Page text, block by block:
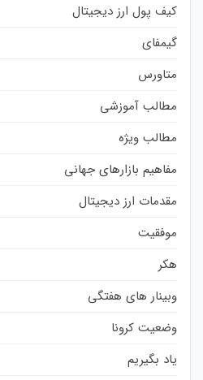
کیف پول ارز دیجیتال
گیمفای
متاورس
مطالب آموزشی
مطالب ویژه
مفاهیم بازارهای جهانی
مقدمات ارز دیجیتال
موفقیت
هکر
وبینار های هفتگی
وضعیت کرونا
یاد بگیریم